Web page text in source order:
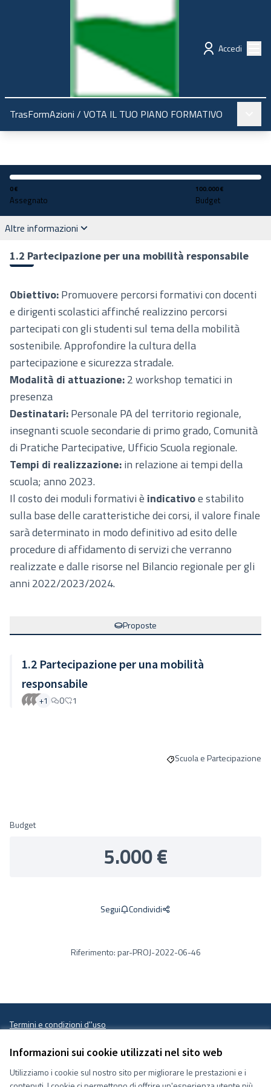
Informazioni sui cookie utilizzati nel sito web
Utilizziamo i cookie sul nostro sito per migliorare le prestazioni e i
Regione Emilia-Romagna Partecipazione
Accedi
TrasFormAzioni / VOTA IL TUO PIANO FORMATIVO
0 €
Assegnato
100.000 €
Budget
Altre informazioni
1.2 Partecipazione per una mobilità responsabile
Obiettivo:Promuovere percorsi formativi con docenti
e dirigenti scolastici affinché realizzino percorsi
partecipati con gli studenti sul tema della mobilità
sostenibile. Approfondire la cultura della
partecipazione e sicurezza stradale.
Modalità di attuazione:2 workshop tematici in
presenza
Destinatari:Personale PA del territorio regionale,
insegnanti scuole secondarie di primo grado, Comunità
di Pratiche Partecipative, Ufficio Scuola regionale.
Tempi di realizzazione:in relazione ai tempi della
scuola; anno 2023.
Il costo dei moduli formativi è indicativoe stabilito
sulla base delle caratteristiche dei corsi, il valore finale
sarà determinato in modo definitivo ad esito delle
procedure di affidamento di servizi che verranno
realizzate e dalle risorse nel Bilancio regionale per gli
anni 2022/2023/2024.
Proposte
1.2 Partecipazione per una mobilità
responsabile
+1 0 1
Filtra i risultati per
Scuola e Partecipazione
Budget
5.000 €
Segui Condividi
Riferimento: par-PROJ-2022-06-46
Termini e condizioni d''uso
Decidiamo su Facebook
(Collegamento esterno)
Decidiamo su YouTube
(Collegamento esterno)